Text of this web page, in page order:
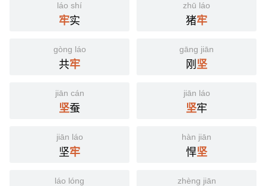
láo shí
牢实
zhū láo
猪牢
gòng láo
共牢
gāng jiān
刚坚
jiān cán
坚蚕
jiān láo
坚牢
jiān láo
坚牢
hàn jiān
悍坚
láo lóng zhèng jiān